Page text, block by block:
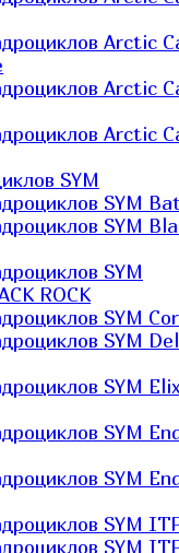
Arctic
Arctic
Arctic
SYM
SYM
SYM
SYM
ROCK
SYM
SYM
SYM
SYM
SYM
SYM
SYM